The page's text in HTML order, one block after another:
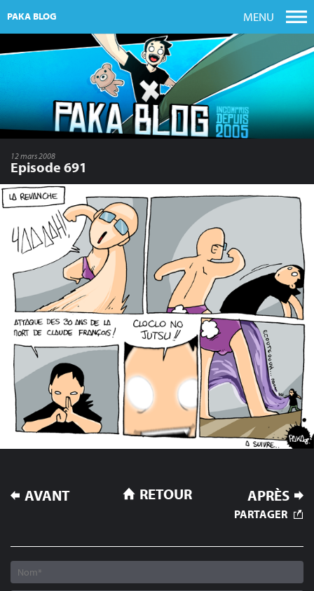
PAKA BLOG MENU
12 mars 2008
Episode 691
NAVIGATION
DE
AVANT APRÈS
RETOUR
PARTAGER